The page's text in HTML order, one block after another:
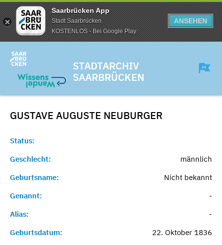
Saarbrücken App
Stadt Saarbrücken
KOSTENLOS - Bei Google Play
ANSEHEN
STADTARCHIV
SAARBRÜCKEN
GUSTAVE AUGUSTE NEUBURGER
Status:
Geschlecht:
männlich
Geburtsname:
Nicht bekannt
Genannt:
-
Alias:
-
Geburtsdatum:
22. Oktober 1836